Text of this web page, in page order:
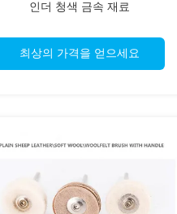
인더 청색 금속 재료
최상의 가격을 얻으세요